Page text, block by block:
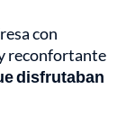
con
reconfortante
disfrutaban